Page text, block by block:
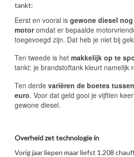
tankt:
Eerst en vooral is gewone diesel
motoromdat er bepaalde
toegevoegd zijn. Dat heb je niet bij
Ten tweede is het makkelijk op te
tankt: je brandstoftank kleurt namelijk
Ten derde variëren de boetes
euro. Voor dat geld gooi je vijftien
gewone diesel.
Overheid zet technologie in
Vorig jaar liepen maar liefst 1.208